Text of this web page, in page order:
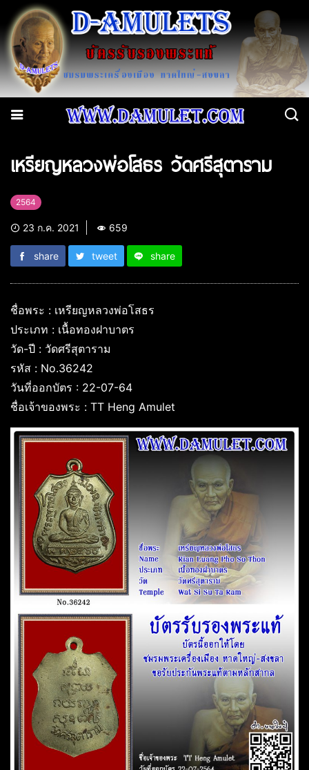
เหรียญหลวงพ่อโสธร วัดศรีสุตาราม
2564
23 ก.ค. 2021 659
share tweet share
ชื่อพระ : เหรียญหลวงพ่อโสธร
ประเภท : เนื้อทองฝาบาตร
วัด-ปี : วัดศรีสุตาราม
รหัส : No.36242
วันที่ออกบัตร : 22-07-64
ชื่อเจ้าของพระ : TT Heng Amulet